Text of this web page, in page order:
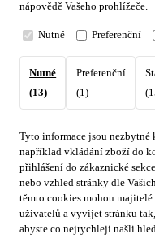
nápovědě Vašeho prohlížeče.
Nutné Preferenční
Nutné
(13)
Preferenční
(1)
Tyto informace jsou nezbytné
například vkládání zboží do
přihlášení do zákaznické
nebo vzhled stránky dle
těmto cookies mohou
uživatelů a vyvijet stránku
abyste co nejrychleji našli